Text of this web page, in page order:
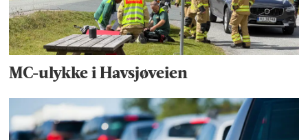
MC-ulykke i Havsjøveien